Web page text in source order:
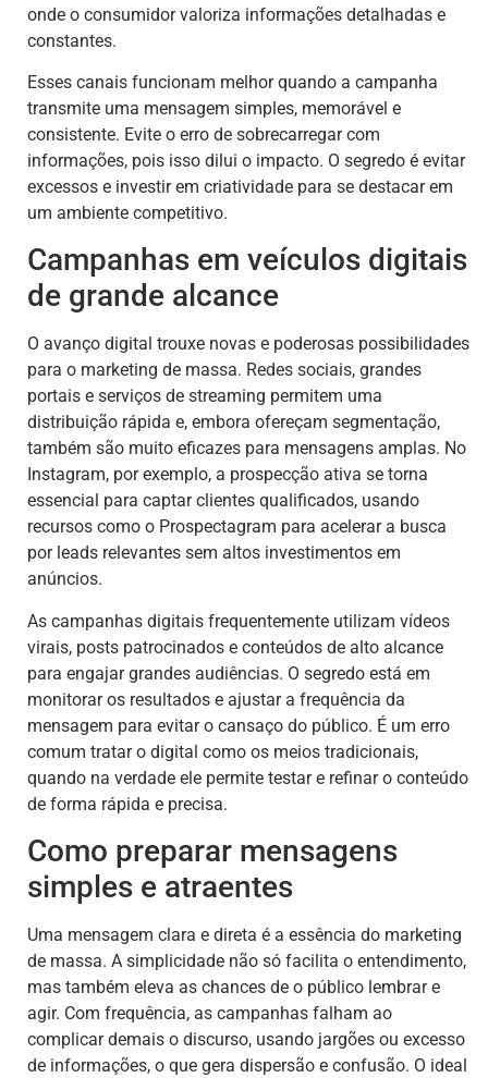
onde o consumidor valoriza informações detalhadas e
constantes.
Esses canais funcionam melhor quando a campanha
transmite uma mensagem simples, memorável e
consistente. Evite o erro de sobrecarregar com
informações, pois isso dilui o impacto. O segredo é evitar
excessos e investir em criatividade para se destacar em
um ambiente competitivo.
Campanhas em veículos digitais
de grande alcance
O avanço digital trouxe novas e poderosas possibilidades
para o marketing de massa. Redes sociais, grandes
portais e serviços de streaming permitem uma
distribuição rápida e, embora ofereçam segmentação,
também são muito eficazes para mensagens amplas. No
Instagram, por exemplo, a prospecção ativa se torna
essencial para captar clientes qualificados, usando
recursos como o Prospectagram para acelerar a busca
por leads relevantes sem altos investimentos em
anúncios.
As campanhas digitais frequentemente utilizam vídeos
virais, posts patrocinados e conteúdos de alto alcance
para engajar grandes audiências. O segredo está em
monitorar os resultados e ajustar a frequência da
mensagem para evitar o cansaço do público. É um erro
comum tratar o digital como os meios tradicionais,
quando na verdade ele permite testar e refinar o conteúdo
de forma rápida e precisa.
Como preparar mensagens
simples e atraentes
Uma mensagem clara e direta é a essência do marketing
de massa. A simplicidade não só facilita o entendimento,
mas também eleva as chances de o público lembrar e
agir. Com frequência, as campanhas falham ao
complicar demais o discurso, usando jargões ou excesso
de informações, o que gera dispersão e confusão. O ideal